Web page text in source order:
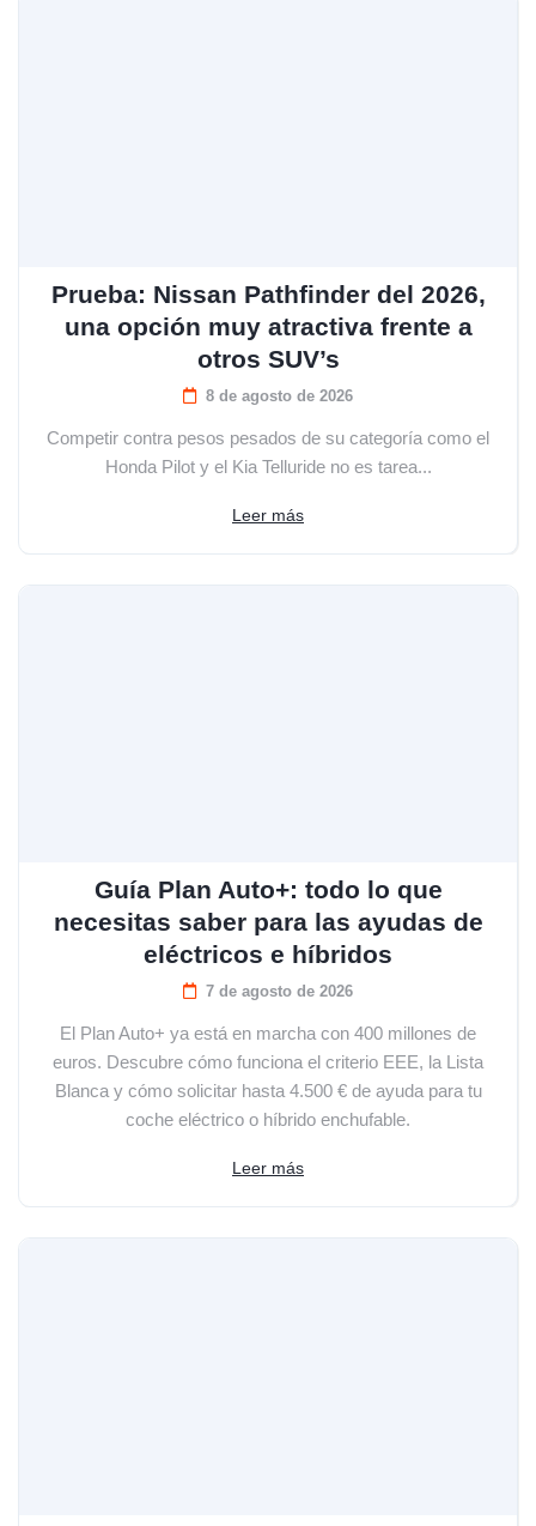
Prueba: Nissan Pathfinder del 2026,
una opción muy atractiva frente a
otros SUV’s
8 de agosto de 2026
Competir contra pesos pesados de su categoría como el
Honda Pilot y el Kia Telluride no es tarea...
Leer más
Guía Plan Auto+: todo lo que
necesitas saber para las ayudas de
eléctricos e híbridos
7 de agosto de 2026
El Plan Auto+ ya está en marcha con 400 millones de
euros. Descubre cómo funciona el criterio EEE, la Lista
Blanca y cómo solicitar hasta 4.500 € de ayuda para tu
coche eléctrico o híbrido enchufable.
Leer más